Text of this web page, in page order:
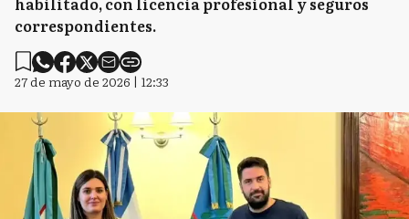
correspondientes.
27 de mayo de 2026 | 12:33